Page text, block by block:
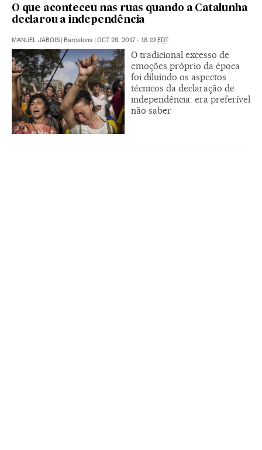
O que aconteceu nas ruas quando a Catalunha
declarou a independência
MANUEL JABOIS | Barcelona | OCT 28, 2017 - 18:19 EDT
O tradicional excesso de
emoções próprio da época
foi diluindo os aspectos
técnicos da declaração de
independência: era preferível
não saber